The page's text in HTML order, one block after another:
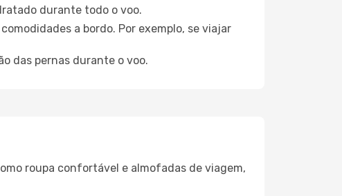
durante todo o voo.
a bordo. Por exemplo, se viajar
das pernas durante o voo.
roupa confortável e almofadas de viagem,